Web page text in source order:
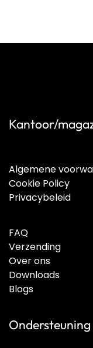
Kantoor/
Algemene
Cookie Policy
Privacybeleid
FAQ
Verzending
Over ons
Downloads
Blogs
Ondersteuning